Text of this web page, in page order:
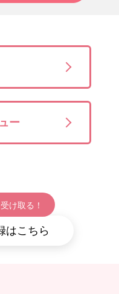
ー
け取る！
はこちら